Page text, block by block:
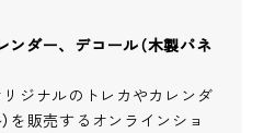
ダー、デコール（木製パネ
ジナルのトレカやカレンダ
を販売するオンラインショ